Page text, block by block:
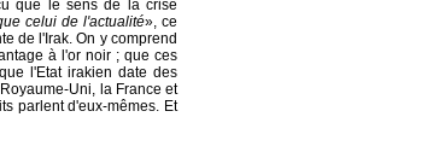
que le sens de la crise
celui de l'actualité», ce
de l'Irak. On y comprend
à l'or noir ; que ces
l'Etat irakien date des
Uni, la France et
parlent d'eux-mêmes. Et